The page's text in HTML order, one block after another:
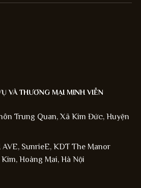
VÀ THƯƠNG MẠI MINH VIỄN
Trung Quan, Xã Kim Đức, Huyện
AVE, SunrieE, KDT The Manor
Hoàng Mai, Hà Nội